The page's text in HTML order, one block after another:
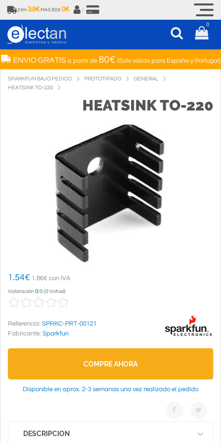
24H 3.9€ MAS 80€ 0€
0
ENVIO GRATISa partir de 80€ (Solo válido para España y Portugal)
SPARKFUN BAJO PEDIDO PROTOTIPADO
GENERAL
HEATSINK TO-220
HEATSINK TO-220
1.54€ 1.86€ con IVA
Valoración0/5(0 Votos!)
Referencia: SPRKC-PRT-00121
Fabricante: Sparkfun
COMPRE AHORA
Disponible en aprox. 2-3 semanas una vez realizado el pedido
DESCRIPCION